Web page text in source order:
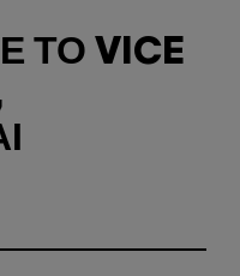
ΤΟ VICE